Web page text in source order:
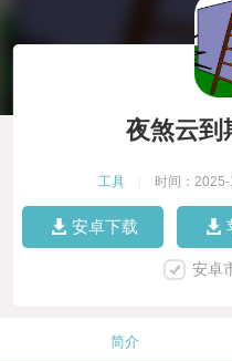
夜煞云到
工具 时间：
安卓下载
安卓
简介